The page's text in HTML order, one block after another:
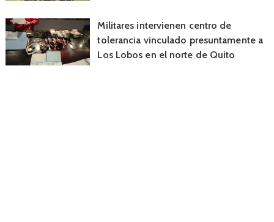
Militares intervienen centro de
tolerancia vinculado presuntamente a
Los Lobos en el norte de Quito